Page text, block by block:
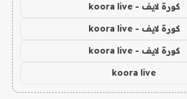
كورة لايف - koora live
كورة لايف - koora live
كورة لايف - koora live
koora live